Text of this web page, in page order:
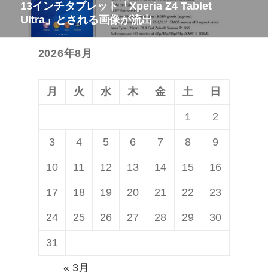
次
の
13インチタブレット「Xperia Z4 Tablet
Ultra」とされる画像が流出
2026年8月
月 火 水 木 金 土 日
1 2
3 4 5 6 7 8 9
10 11 12 13 14 15 16
17 18 19 20 21 22 23
24 25 26 27 28 29 30
31
« 3月